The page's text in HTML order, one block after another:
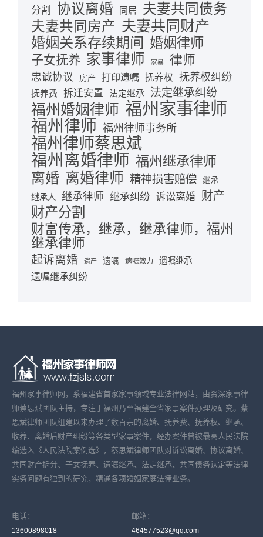
分割 协议离婚 同居 夫妻共同债务
夫妻共同房产 夫妻共同财产
婚姻关系存续期间 婚姻律师
子女抚养 家事律师 家暴 律师
忠诚协议 房产 打印遗嘱 抚养权 抚养权纠纷
抚养费 拆迁安置 法定继承 法定继承纠纷
福州婚姻律师 福州家事律师
福州律师 福州律师事务所
福州律师蔡思斌
福州离婚律师 福州继承律师
离婚 离婚律师 精神损害赔偿 继承
继承人 继承律师 继承纠纷 诉讼离婚 财产
财产分割
财富传承，继承，继承律师，福州
继承律师
起诉离婚 遗产 遗嘱 遗嘱效力 遗嘱继承
遗嘱继承纠纷
福州家事律师网，系福建省首家家事领域专业法律网站，由资深家事律
师蔡思斌团队主持，专注于福州乃至福建全省家事案件办理及研究。蔡
思斌律师团队组建以来办理了数百宗的离婚、抚养费、抚养权、继承、
收养、离婚后财产纠纷等各类型家事案件，经办案件曾被最高人民法院
编选入《人民法院案例选》，蔡思斌律师团队对诉讼离婚、协议离婚、
共同财产拆分、子女抚养、遗嘱继承、法定继承、共同债务认定等法律
实务问题有独到的研究，精通各项婚姻家庭法律业务。
电话：
13600898018
邮箱：
464577523@qq.com